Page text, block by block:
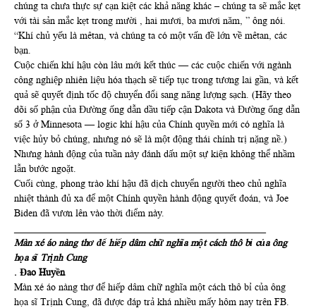
chúng ta chưa thực sự cạn kiệt các khả năng khác – chúng ta sẽ mắc kẹt
với tài sản mắc kẹt trong mười , hai mươi, ba mươi năm, ” ông nói.
“Khí chủ yếu là mêtan, và chúng ta có một vấn đề lớn về mêtan, các
bạn.
Cuộc chiến khí hậu còn lâu mới kết thúc — các cuộc chiến với ngành
công nghiệp nhiên liệu hóa thạch sẽ tiếp tục trong tương lai gần, và kết
quả sẽ quyết định tốc độ chuyển đổi sang năng lượng sạch. (Hãy theo
dõi số phận của Đường ống dẫn dầu tiếp cận Dakota và Đường ống dẫn
số 3 ở Minnesota — logic khí hậu của Chính quyền mới có nghĩa là
việc hủy bỏ chúng, nhưng nó sẽ là một động thái chính trị nặng nề.)
Nhưng hành động của tuần này đánh dấu một sự kiện không thể nhầm
lẫn bước ngoặt.
Cuối cùng, phong trào khí hậu đã dịch chuyển người theo chủ nghĩa
nhiệt thành đủ xa để một Chính quyền hành động quyết đoán, và Joe
Biden đã vươn lên vào thời điểm này.
Màn xé áo nàng thơ để hiếp dâm chữ nghĩa một cách thô bỉ của ông
họa sĩ Trịnh Cung
. Đao Huyền
Màn xé áo nàng thơ để hiếp dâm chữ nghĩa một cách thô bỉ của ông
họa sĩ Trịnh Cung, đã được đáp trả khá nhiều mấy hôm nay trên FB.